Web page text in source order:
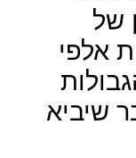
של
אלפי
שיביא